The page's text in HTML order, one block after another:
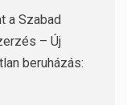
a Szabad
– Új
beruházás: